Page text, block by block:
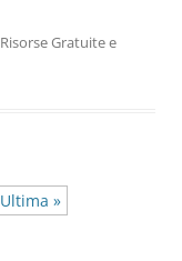
Risorse Gratuitee
Ultima »